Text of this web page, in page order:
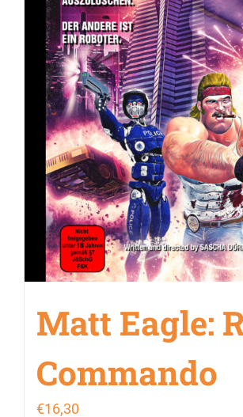
Matt Eagle:
Commando
€16,30